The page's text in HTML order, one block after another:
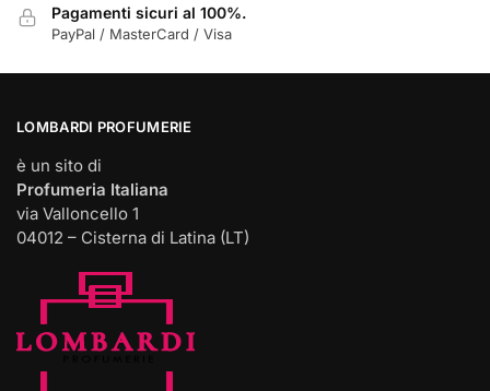
Pagamenti sicuri al 100%.
PayPal / MasterCard / Visa
LOMBARDI PROFUMERIE
è un sito di
Profumeria Italiana
via Valloncello 1
04012 – Cisterna di Latina (LT)